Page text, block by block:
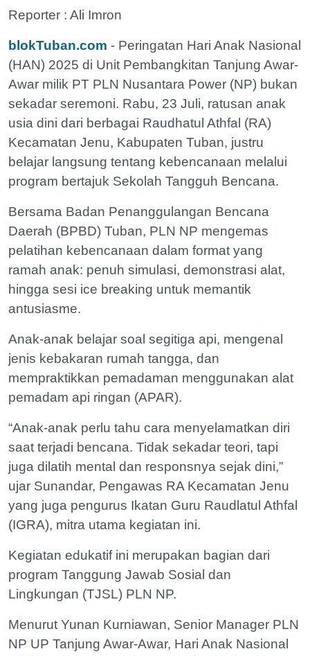
Reporter : Ali Imron
blokTuban.com - Peringatan Hari Anak Nasional
(HAN) 2025 di Unit Pembangkitan Tanjung Awar-
Awar milik PT PLN Nusantara Power (NP) bukan
sekadar seremoni. Rabu, 23 Juli, ratusan anak
usia dini dari berbagai Raudhatul Athfal (RA)
Kecamatan Jenu, Kabupaten Tuban, justru
belajar langsung tentang kebencanaan melalui
program bertajuk Sekolah Tangguh Bencana.
Bersama Badan Penanggulangan Bencana
Daerah (BPBD) Tuban, PLN NP mengemas
pelatihan kebencanaan dalam format yang
ramah anak: penuh simulasi, demonstrasi alat,
hingga sesi ice breaking untuk memantik
antusiasme.
Anak-anak belajar soal segitiga api, mengenal
jenis kebakaran rumah tangga, dan
mempraktikkan pemadaman menggunakan alat
pemadam api ringan (APAR).
“Anak-anak perlu tahu cara menyelamatkan diri
saat terjadi bencana. Tidak sekadar teori, tapi
juga dilatih mental dan responsnya sejak dini,”
ujar Sunandar, Pengawas RA Kecamatan Jenu
yang juga pengurus Ikatan Guru Raudlatul Athfal
(IGRA), mitra utama kegiatan ini.
Kegiatan edukatif ini merupakan bagian dari
program Tanggung Jawab Sosial dan
Lingkungan (TJSL) PLN NP.
Menurut Yunan Kurniawan, Senior Manager PLN
NP UP Tanjung Awar-Awar, Hari Anak Nasional